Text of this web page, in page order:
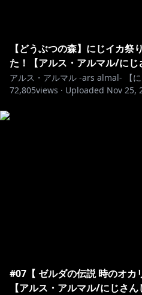
https://shop.nijisanji.jp/
https://x.com/nijisanji_app/
ima=5028
【どうぶつの森】にじイカ祭
た！【アルス・アルマル/にじ
アルス・アルマル -ars almal- 【に
72,805views · Uploaded Nov 25,
#07【 ゼルダの伝説 時のオ
【アルス・アルマル/にじさん